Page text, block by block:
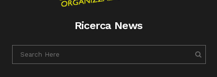
Ricerca News